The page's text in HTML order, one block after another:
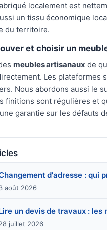
localement est
un tissu économique
du territoire.
et choisir un
meubles artisanaux de
Les plateformes
Nous abordons aussi le
finitions sont régulières et
garantie sur les défauts
d'adresse : qui
août 2026
un devis de travaux : les
juillet 2026